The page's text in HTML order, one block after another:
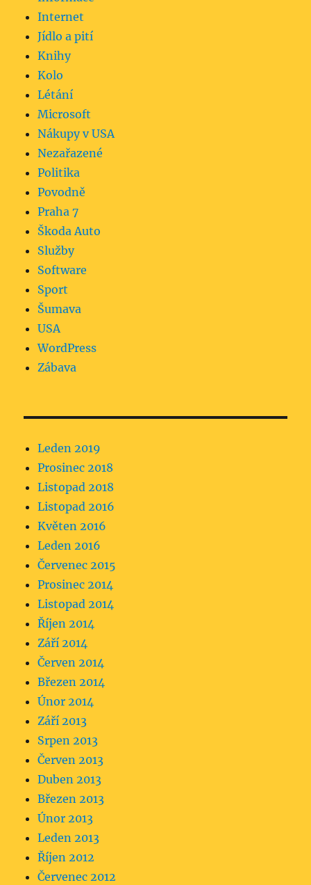
Internet
Jídlo a pití
Knihy
Kolo
Létání
Microsoft
Nákupy v USA
Nezařazené
Politika
Povodně
Praha 7
Škoda Auto
Služby
Software
Sport
Šumava
USA
WordPress
Zábava
Leden 2019
Prosinec 2018
Listopad 2018
Listopad 2016
Květen 2016
Leden 2016
Červenec 2015
Prosinec 2014
Listopad 2014
Říjen 2014
Září 2014
Červen 2014
Březen 2014
Únor 2014
Září 2013
Srpen 2013
Červen 2013
Duben 2013
Březen 2013
Únor 2013
Leden 2013
Říjen 2012
Červenec 2012